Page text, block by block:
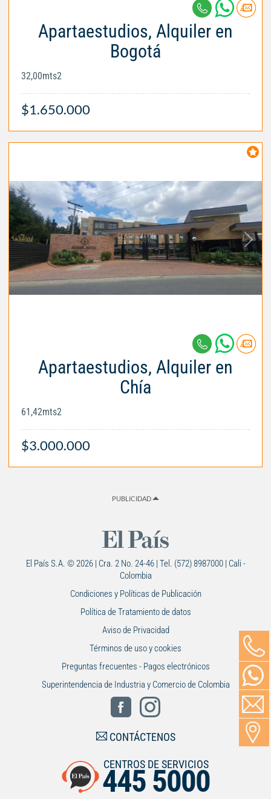
Apartaestudios, Alquiler en
Bogotá
32,00mts2
$1.650.000
Apartaestudios, Alquiler en
Chía
61,42mts2
$3.000.000
PUBLICIDAD
El País S.A. © 2026 | Cra. 2 No. 24-46 | Tel. (572) 8987000 | Cali -
Colombia
Condiciones y Políticas de Publicación
Política de Tratamiento de datos
Aviso de Privacidad
Términos de uso y cookies
Preguntas frecuentes - Pagos electrónicos
Superintendencia de Industria y Comercio de Colombia
CONTÁCTENOS
CENTROS DE SERVICIOS
445 5000